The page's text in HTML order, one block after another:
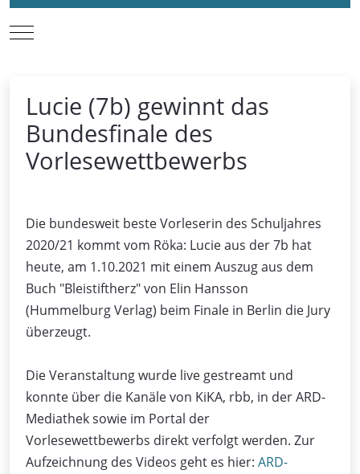
Mobile Menu Toggle
Lucie (7b) gewinnt das
Bundesfinale des
Vorlesewettbewerbs
Die bundesweit beste Vorleserin des Schuljahres
2020/21 kommt vom Röka: Lucie aus der 7b hat
heute, am 1.10.2021 mit einem Auszug aus dem
Buch "Bleistiftherz" von Elin Hansson
(Hummelburg Verlag) beim Finale in Berlin die Jury
überzeugt.
Die Veranstaltung wurde live gestreamt und
konnte über die Kanäle von KiKA, rbb, in der ARD-
Mediathek sowie im Portal der
Vorlesewettbewerbs direkt verfolgt werden. Zur
Aufzeichnung des Videos geht es hier: ARD-